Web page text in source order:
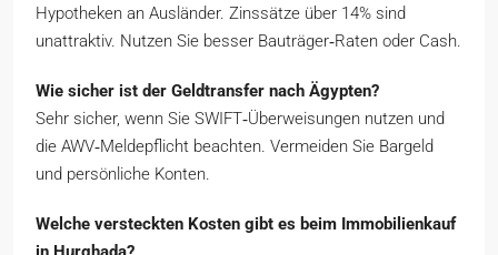
Hypotheken an Ausländer. Zinssätze über 14% sind
unattraktiv. Nutzen Sie besser Bauträger‑Raten oder Cash.
Wie sicher ist der Geldtransfer nach Ägypten?
Sehr sicher, wenn Sie SWIFT‑Überweisungen nutzen und
die AWV‑Meldepflicht beachten. Vermeiden Sie Bargeld
und persönliche Konten.
Welche versteckten Kosten gibt es beim Immobilienkauf